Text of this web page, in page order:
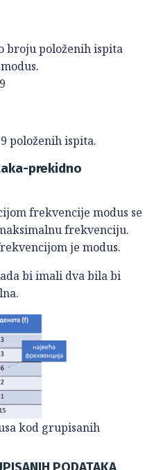
broju položenih ispita
položenih ispita.
prekidno
frekvencije modus se
frekvenciju.
je modus.
bi imali dva bila bi
kod grupisanih